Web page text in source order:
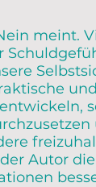
meint.
Autor